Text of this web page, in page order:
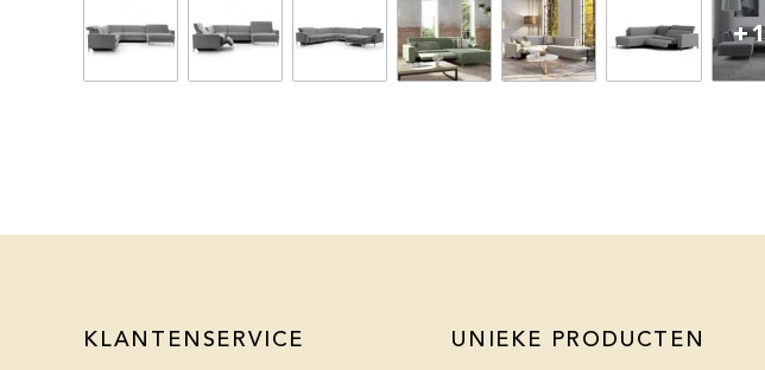
KLANTENSERVICE UNIEKE PRODUCTEN